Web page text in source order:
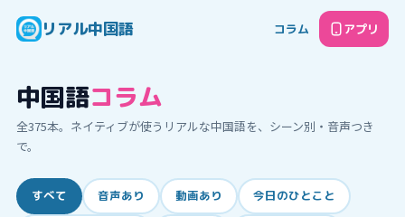
リアル中国語 コラム アプリ
中国語コラム
全375本。ネイティブが使うリアルな中国語を、シーン別・音声つき
で。
すべて 音声あり 動画あり 今日のひとこと